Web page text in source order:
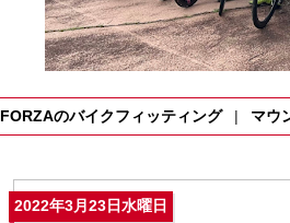
FORZAのバイクフィッティング マウ
2022年3月23日水曜日